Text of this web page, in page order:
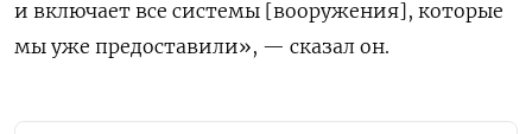
и включает все системы [вооружения], которые
мы уже предоставили», — сказал он.